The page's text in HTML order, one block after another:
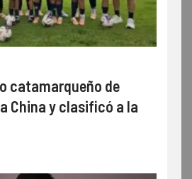
catamarqueño de
China y clasificó a la